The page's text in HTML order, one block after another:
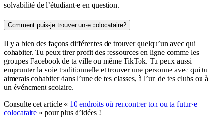
solvabilité de l’étudiant·e en question.
Comment puis-je trouver un·e colocataire?
Il y a bien des façons différentes de trouver quelqu’un avec qui
cohabiter. Tu peux tirer profit des ressources en ligne comme les
groupes Facebook de ta ville ou même TikTok. Tu peux aussi
emprunter la voie traditionnelle et trouver une personne avec qui tu
aimerais cohabiter dans l’une de tes classes, à l’un de tes clubs ou à
un événement scolaire.
Consulte cet article « 10 endroits où rencontrer ton ou ta futur·e
colocataire » pour plus d’idées !